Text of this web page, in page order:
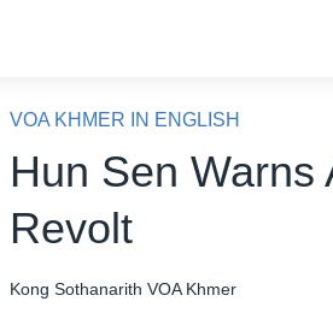
VOA KHMER IN ENGLISH
Hun Sen Warns
Revolt
Kong Sothanarith VOA Khmer